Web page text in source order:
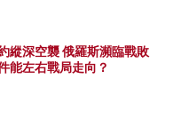
縱深空襲 俄羅斯瀕臨戰敗
能左右戰局走向？